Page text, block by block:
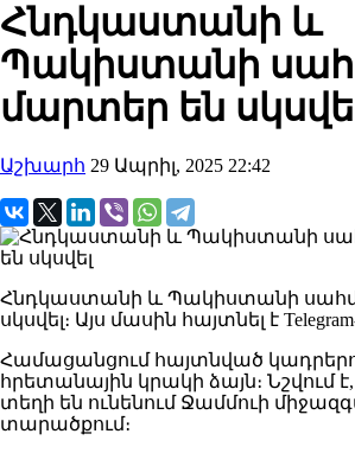
Հնդկաստանի և
Պակիստանի
մարտեր են
Աշխարհ 29 Ապրիլ, 2025 22:42
Հնդկաստանի և Պակիստանի
սկսվել։ Այս մասին հայտնել է
Համացանցում հայտնված
հրետանային կրակի ձայն։ Նշվում
տեղի են ունենում Ջամմուի
տարածքում։